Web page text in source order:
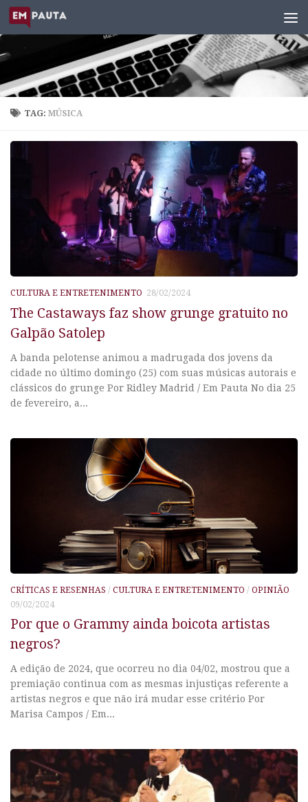
Skip to content
TAG:MÚSICA
CULTURA E ENTRETENIMENTO 28/02/2024
The Castaways faz show grunge gratuito no
Galpão Satolep
A banda pelotense animou a madrugada dos jovens da
cidade no último domingo (25) com suas músicas autorais e
clássicos do grunge Por Ridley Madrid / Em Pauta No dia 25
de fevereiro, a...
CRÍTICAS E RESENHAS / CULTURA E ENTRETENIMENTO / OPINIÃO
09/02/2024
Por que o Grammy ainda boicota artistas
negros?
A edição de 2024, que ocorreu no dia 04/02, mostrou que a
premiação continua com as mesmas injustiças referente a
artistas negros e que não irá mudar esse critério Por
Marisa Campos / Em...